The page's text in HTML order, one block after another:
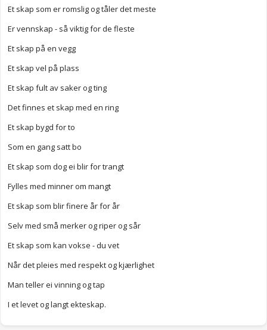
Et skap som er romslig og tåler det meste
Er vennskap - så viktig for de fleste
Et skap på en vegg
Et skap vel på plass
Et skap fult av saker og ting
Det finnes et skap med en ring
Et skap bygd for to
Som en gang satt bo
Et skap som dog ei blir for trangt
Fylles med minner om mangt
Et skap som blir finere år for år
Selv med små merker og riper og sår
Et skap som kan vokse - du vet
Når det pleies med respekt og kjærlighet
Man teller ei vinning og tap
I et levet og langt ekteskap.